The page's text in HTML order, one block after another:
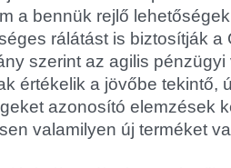
a bennük rejlő
rálátást is biztosítják a
szerint az agilis
értékelik a jövőbe tekintő,
azonosító elemzések
valamilyen új terméket